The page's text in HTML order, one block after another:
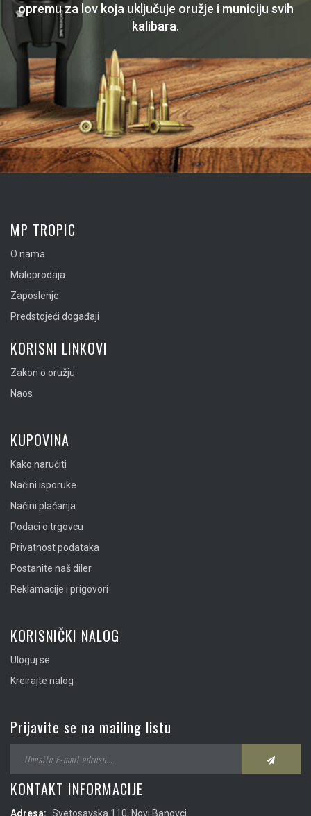
opremu za lov koja uključuje oružje i municiju svih
kalibara.
MP TROPIC
O nama
Maloprodaja
Zaposlenje
Predstojeći događaji
KORISNI LINKOVI
Zakon o oružju
Naos
KUPOVINA
Kako naručiti
Načini isporuke
Načini plaćanja
Podaci o trgovcu
Privatnost podataka
Postanite naš diler
Reklamacije i prigovori
KORISNIČKI NALOG
Uloguj se
Kreirajte nalog
Prijavite se na mailing listu
KONTAKT INFORMACIJE
Adresa: Svetosavska 110, Novi Banovci